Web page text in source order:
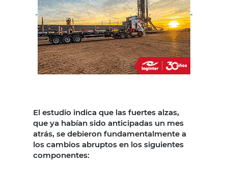
El estudio indica que las fuertes alzas,
que ya habían sido anticipadas un mes
atrás, se debieron fundamentalmente a
los cambios abruptos en los siguientes
componentes: